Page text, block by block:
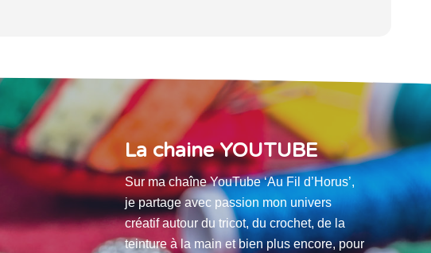
La chaine YOUTUBE
Sur ma chaîne YouTube ‘Au Fil d’Horus’,
je partage avec passion mon univers
créatif autour du tricot, du crochet, de la
teinture à la main et bien plus encore, pour